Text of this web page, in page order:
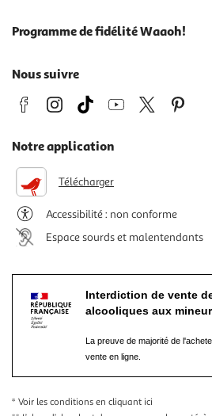
Programme de fidélité Waaoh!
Nous suivre
Notre application
Télécharger
Accessibilité : non conforme
Espace sourds et malentendants
Interdiction de vente
alcooliques aux
La preuve de majorité de
vente en ligne.
* Voir les conditions en cliquant ici